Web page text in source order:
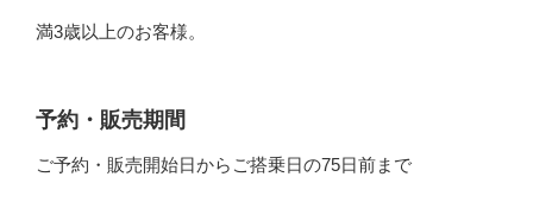
満3歳以上のお客様。
予約・販売期間
ご予約・販売開始日からご搭乗日の75日前まで